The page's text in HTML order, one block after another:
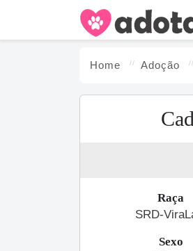
Home Adoção
Raça
SRD-
Sexo